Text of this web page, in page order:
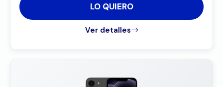
LO QUIERO
Ver detalles